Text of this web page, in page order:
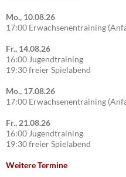
Mo., 10.08.26
17:00 Erwachsenentraining
Fr., 14.08.26
16:00 Jugendtraining
19:30 freier Spielabend
Mo., 17.08.26
17:00 Erwachsenentraining
Fr., 21.08.26
16:00 Jugendtraining
19:30 freier Spielabend
Weitere Termine